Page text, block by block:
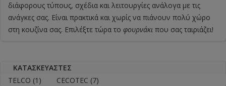
διάφορους τύπους, σχέδια και λειτουργίες ανάλογα με τις
ανάγκες σας. Είναι πρακτικά και χωρίς να πιάνουν πολύ χώρο
στη κουζίνα σας. Επιλέξτε τώρα το φουρνάκι που σας ταιριάζει!
ΚΑΤΑΣΚΕΥΑΣΤΈΣ
TELCO (1) CECOTEC (7)